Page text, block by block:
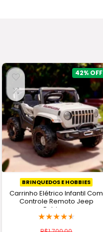
42%
BRINQUEDOS E HOBBIES
Carrinho Elétrico Infantil Com
Controle Remoto Jeep
Rubicon
★★★★★